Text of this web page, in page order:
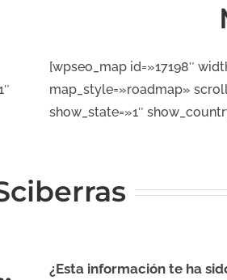
[wpseo_map id=»17198″
map_style=»roadmap»
show_state=»1″
¿Esta información te ha